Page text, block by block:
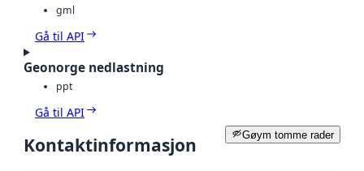
gml
Gå til API
Geonorge nedlastning
ppt
Gå til API
Gøym tomme rader
Kontaktinformasjon